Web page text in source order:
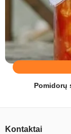
Pomidorų
Kontaktai